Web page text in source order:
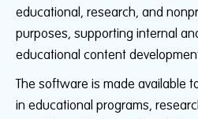
educational, research, and
purposes, supporting internal
educational content
The software is made available
in educational programs,